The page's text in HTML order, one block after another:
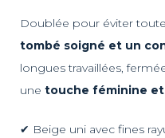
Doublée pour éviter
tombé soigné et un
longues travaillées,
une touche féminine
✔ Beige uni avec fines